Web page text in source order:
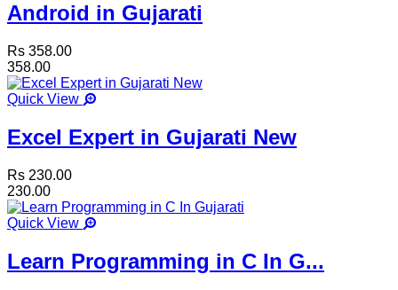
Android in Gujarati
Rs 358.00
358.00
Quick View
Excel Expert in Gujarati New
Rs 230.00
230.00
Quick View
Learn Programming in C In G...